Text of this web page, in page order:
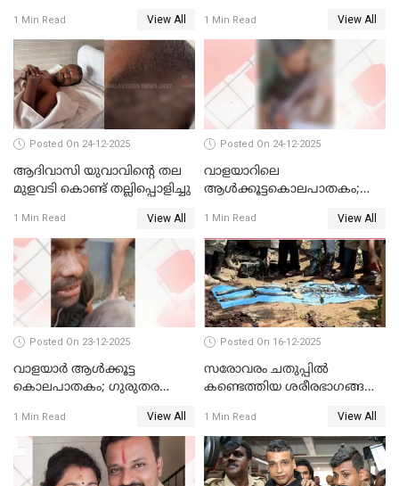
ആശുപത്രിയിലേക്ക് മാറ്റി
1 Min Read View All 1 Min Read View All
Posted On 24-12-2025
ആദിവാസി യുവാവിന്റെ തല
മുളവടി കൊണ്ട് തല്ലിപ്പൊളിച്ചു
1 Min Read View All
Posted On 24-12-2025
വാളയാറിലെ
ആൾക്കൂട്ടകൊലപാതകം;
വാങ്ങും
1 Min Read View All
Posted On 23-12-2025
വാളയാർ ആൾക്കൂട്ട
കൊലപാതകം; ഗുരുതര
1 Min Read View All
Posted On 16-12-2025
സരോവരം ചതുപ്പിൽ
കണ്ടെത്തിയ ശരീരഭാഗങ്ങൾ
ഡി.എൻ.എ പരിശോധനയിൽ
സ്ഥിരീകരണം
1 Min Read View All